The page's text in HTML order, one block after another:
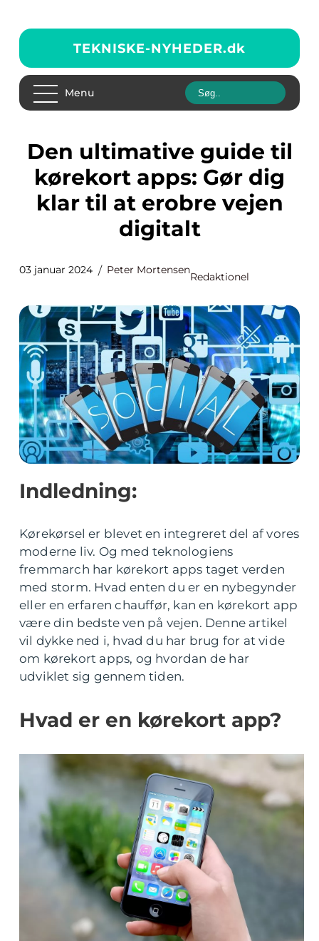
TEKNISKE-NYHEDER.dk
Menu
Den ultimative guide til
kørekort apps: Gør dig
klar til at erobre vejen
digitalt
03 januar 2024 Peter Mortensen
Redaktionel
Indledning:
Kørekørsel er blevet en integreret del af vores
moderne liv. Og med teknologiens
fremmarch har kørekort apps taget verden
med storm. Hvad enten du er en nybegynder
eller en erfaren chauffør, kan en kørekort app
være din bedste ven på vejen. Denne artikel
vil dykke ned i, hvad du har brug for at vide
om kørekort apps, og hvordan de har
udviklet sig gennem tiden.
Hvad er en kørekort app?